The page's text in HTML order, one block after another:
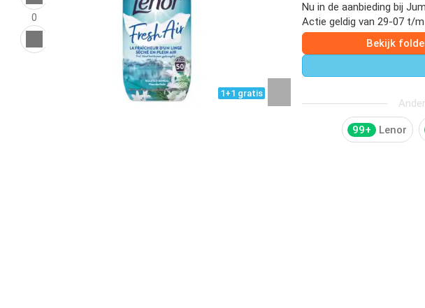
0
1+1 gratis
Nu in de aanbieding bij
Actie geldig van 29-07 t/
Bekijk
99+ Lenor